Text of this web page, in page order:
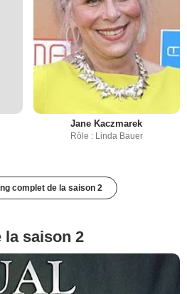
Jane Kaczmarek
Rôle : Linda Bauer
complet de la saison 2
la saison 2